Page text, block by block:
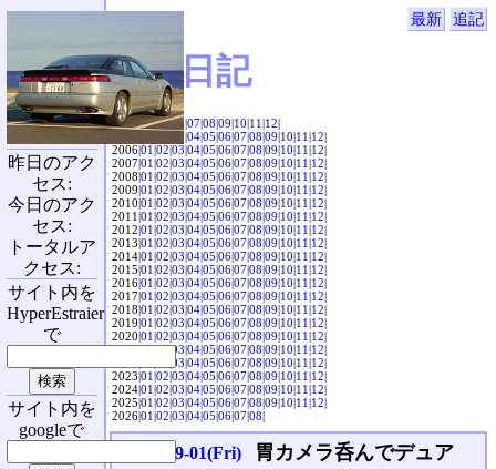
最新 追記
SVX日記
2004|04|05|06|07|08|09|10|11|12|
|04|05|06|07|08|09|10|11|12|
2006|01|02|03|04|05|06|07|08|09|10|11|12|
2007|01|02|03|04|05|06|07|08|09|10|11|12|
2008|01|02|03|04|05|06|07|08|09|10|11|12|
2009|01|02|03|04|05|06|07|08|09|10|11|12|
2010|01|02|03|04|05|06|07|08|09|10|11|12|
2011|01|02|03|04|05|06|07|08|09|10|11|12|
2012|01|02|03|04|05|06|07|08|09|10|11|12|
2013|01|02|03|04|05|06|07|08|09|10|11|12|
2014|01|02|03|04|05|06|07|08|09|10|11|12|
2015|01|02|03|04|05|06|07|08|09|10|11|12|
2016|01|02|03|04|05|06|07|08|09|10|11|12|
2017|01|02|03|04|05|06|07|08|09|10|11|12|
2018|01|02|03|04|05|06|07|08|09|10|11|12|
2019|01|02|03|04|05|06|07|08|09|10|11|12|
2020|01|02|03|04|05|06|07|08|09|10|11|12|
2021|01|02|03|04|05|06|07|08|09|10|11|12|
03|04|05|06|07|08|09|10|11|12|
2023|01|02|03|04|05|06|07|08|09|10|11|12|
2024|01|02|03|04|05|06|07|08|09|10|11|12|
2025|01|02|03|04|05|06|07|08|09|10|11|12|
2026|01|02|03|04|05|06|07|08|
2006-09-01(Fri)
胃カメラ呑んでデュア
昨日のアク
セス:
今日のアク
セス:
トータルア
クセス:
サイト内を
HyperEstraier
で
サイト内を
googleで